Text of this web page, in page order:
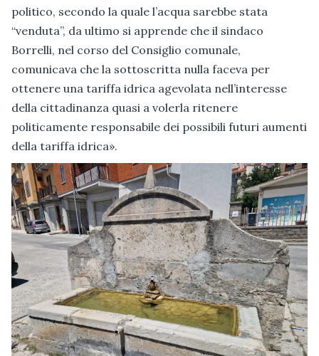
politico, secondo la quale l’acqua sarebbe stata
“venduta”, da ultimo si apprende che il sindaco
Borrelli, nel corso del Consiglio comunale,
comunicava che la sottoscritta nulla faceva per
ottenere una tariffa idrica agevolata nell’interesse
della cittadinanza quasi a volerla ritenere
politicamente responsabile dei possibili futuri aumenti
della tariffa idrica».